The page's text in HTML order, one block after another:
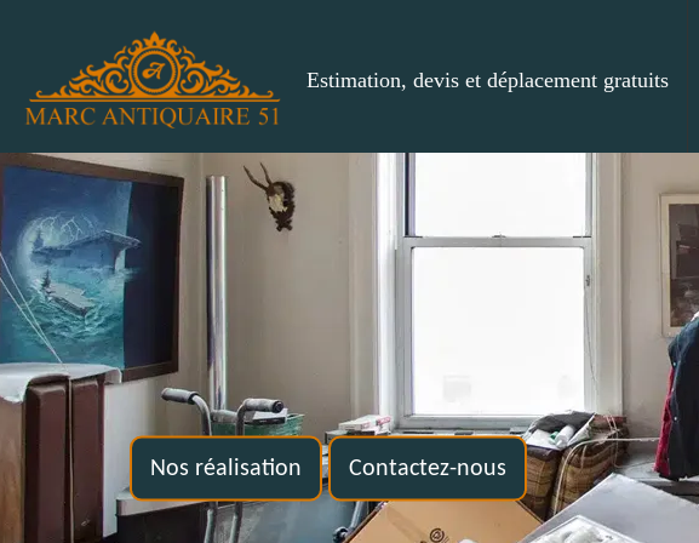
Estimation, devis et déplacement gratuits
Nos réalisation Contactez-nous